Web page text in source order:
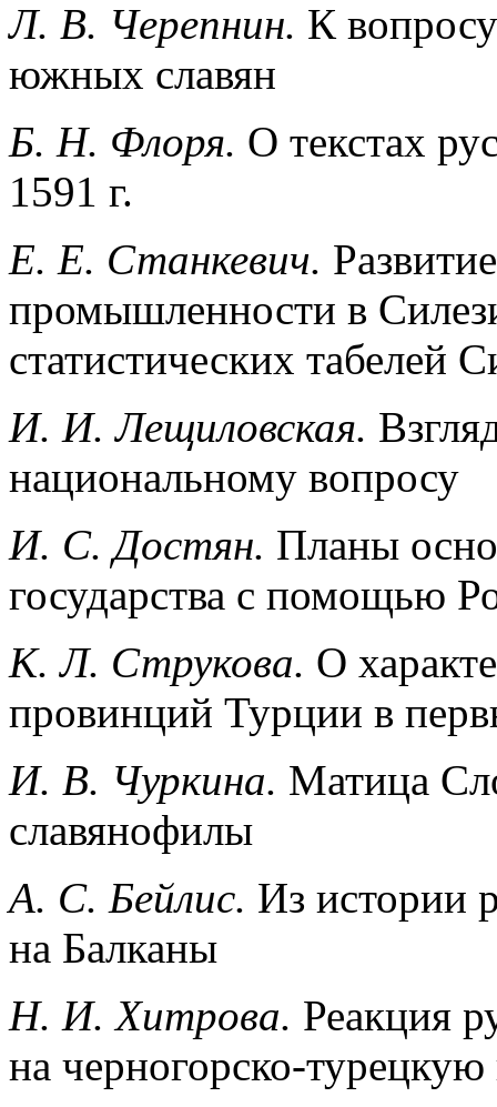
Л. В. Черепнин. К
южных славян
Б. Н. Флоря. О текстах
1591 г.
E. E. Станкевич.
промышленности в
статистических табелей
И. И. Лещиловская.
национальному вопросу
И. С. Достян. Планы
государства с помощью
К. Л. Струкова. О
провинций Турции в
И. В. Чуркина. Матица
славянофилы
А. С. Бейлис. Из истории
на Балканы
Н. И. Хитрова. Реакция
на черногорско-